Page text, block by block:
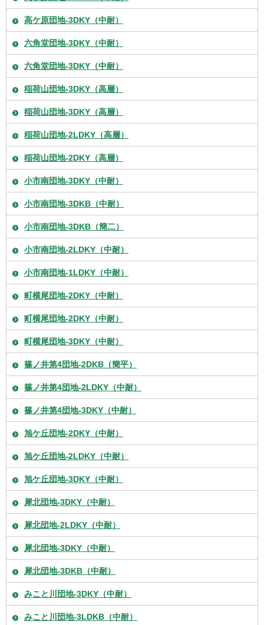
高ケ原団地-3DKY（中耐）
六角堂団地-3DKY（中耐）
六角堂団地-3DKY（中耐）
稲荷山団地-3DKY（高層）
稲荷山団地-3DKY（高層）
稲荷山団地-2LDKY（高層）
稲荷山団地-2DKY（高層）
小市南団地-3DKY（中耐）
小市南団地-3DKB（中耐）
小市南団地-3DKB（簡二）
小市南団地-2LDKY（中耐）
小市南団地-1LDKY（中耐）
町横尾団地-2DKY（中耐）
町横尾団地-2DKY（中耐）
町横尾団地-3DKY（中耐）
篠ノ井第4団地-2DKB（簡平）
篠ノ井第4団地-2LDKY（中耐）
篠ノ井第4団地-3DKY（中耐）
旭ケ丘団地-2DKY（中耐）
旭ケ丘団地-2LDKY（中耐）
旭ケ丘団地-3DKY（中耐）
犀北団地-3DKY（中耐）
犀北団地-2LDKY（中耐）
犀北団地-3DKY（中耐）
犀北団地-3DKB（中耐）
みこと川団地-3DKY（中耐）
みこと川団地-3LDKB（中耐）